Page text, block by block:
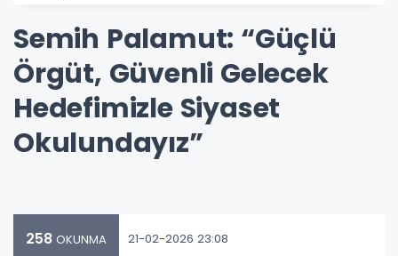
Semih Palamut: “Güçlü
Örgüt, Güvenli Gelecek
Hedefimizle Siyaset
Okulundayız”
258 OKUNMA 21-02-2026 23:08